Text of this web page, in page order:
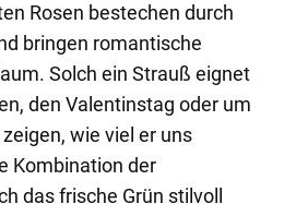
Rosen bestechen durch
bringen romantische
Solch ein Strauß eignet
den Valentinstag oder um
wie viel er uns
Kombination der
das frische Grün stilvoll